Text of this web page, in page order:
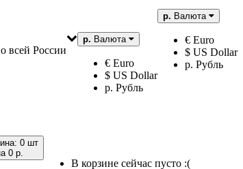
р. Валюта
€ Euro
$ US Dollar
р. Рубль
р. Валюта
€ Euro
$ US Dollar
р. Рубль
всей России
0 шт
0 р.
В корзине сейчас пусто :(